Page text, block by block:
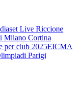
Live Riccione
Milano Cortina
per club 2025EICMA
Parigi